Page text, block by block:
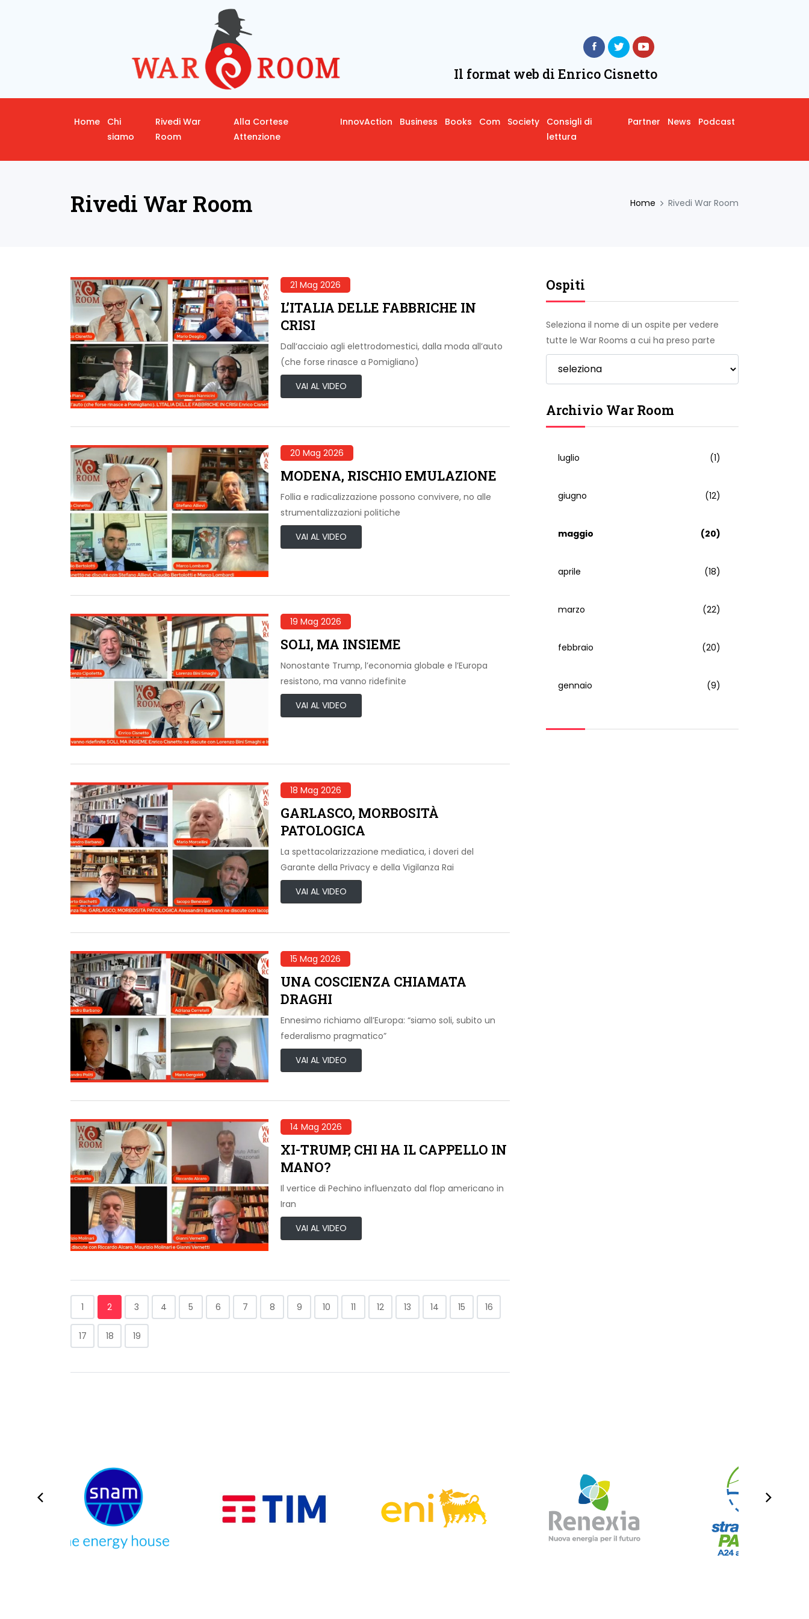
Il format web di Enrico Cisnetto
Home
Chi
siamo
Rivedi War
Room
Alla Cortese
Attenzione
InnovAction Business Books Com Society
Consigli di
lettura
Partner News Podcast
Rivedi War Room Home Rivedi War Room
21 Mag 2026
L’ITALIA DELLE FABBRICHE IN
CRISI
Dall’acciaio agli elettrodomestici, dalla moda all’auto
(che forse rinasce a Pomigliano)
VAI AL VIDEO
20 Mag 2026
MODENA, RISCHIO EMULAZIONE
Follia e radicalizzazione possono convivere, no alle
strumentalizzazioni politiche
VAI AL VIDEO
19 Mag 2026
SOLI, MA INSIEME
Nonostante Trump, l’economia globale e l’Europa
resistono, ma vanno ridefinite
VAI AL VIDEO
18 Mag 2026
GARLASCO, MORBOSITÀ
PATOLOGICA
La spettacolarizzazione mediatica, i doveri del
Garante della Privacy e della Vigilanza Rai
VAI AL VIDEO
15 Mag 2026
UNA COSCIENZA CHIAMATA
DRAGHI
Ennesimo richiamo all’Europa: “siamo soli, subito un
federalismo pragmatico”
VAI AL VIDEO
14 Mag 2026
XI-TRUMP, CHI HA IL CAPPELLO IN
MANO?
Il vertice di Pechino influenzato dal flop americano in
Iran
VAI AL VIDEO
1 2 3 4 5 6 7 8 9 10 11 12 13 14 15 16
17 18 19
Ospiti
Seleziona il nome di un ospite per vedere
tutte le War Rooms a cui ha preso parte
Archivio War Room
luglio (1)
giugno (12)
maggio (20)
aprile (18)
marzo (22)
febbraio (20)
gennaio (9)